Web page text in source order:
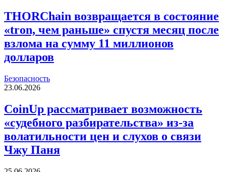
THORChain возвращается в состояние
«tron, чем раньше» спустя месяц после
взлома на сумму 11 миллионов
долларов
Безопасность
23.06.2026
CoinUp рассматривает возможность
«судебного разбирательства» из-за
волатильности цен и слухов о связи
Чжу Паня